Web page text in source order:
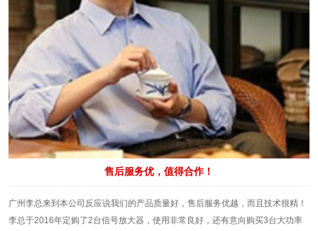
售后服务优，值得合作！
广州李总来到本公司反应说我们的产品质量好，售后服务优越，而且技术很精！
李总于2016年定购了2台信号放大器，使用非常良好，还有意向购买3台大功率